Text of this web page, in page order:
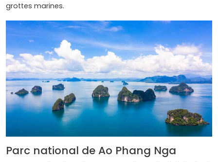
grottes marines.
Parc national de Ao Phang Nga